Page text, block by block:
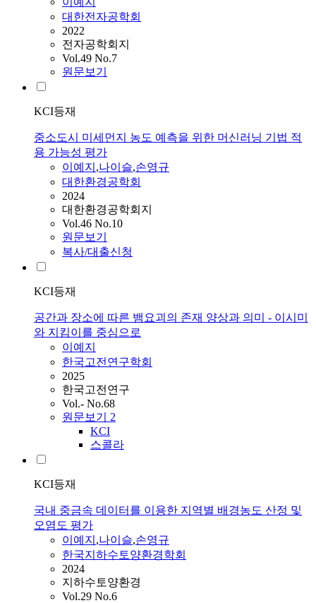
대한전자공학회
2022
전자공학회지
Vol.49 No.7
원문보기
KCI등재
중소도시 미세먼지 농도 예측을 위한 머신러닝 기법 적
용 가능성 평가
이예지 ,나이슬,손영규
대한환경공학회
2024
대한환경공학회지
Vol.46 No.10
원문보기
복사/대출신청
KCI등재
공간과 장소에 따른 뱀요괴의 존재 양상과 의미 - 이시미
와 지킴이를 중심으로
이예지
한국고전연구학회
2025
한국고전연구
Vol.- No.68
원문보기 2
KCI
스콜라
KCI등재
국내 중금속 데이터를 이용한 지역별 배경농도 산정 및
오염도 평가
이예지 ,나이슬,손영규
한국지하수토양환경학회
2024
지하수토양환경
Vol.29 No.6